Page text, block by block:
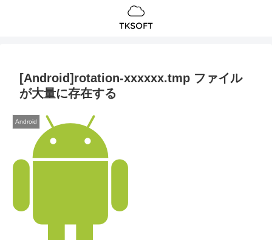
[Android]rotation-xxxxxx.tmp ファイル
が大量に存在する
Android